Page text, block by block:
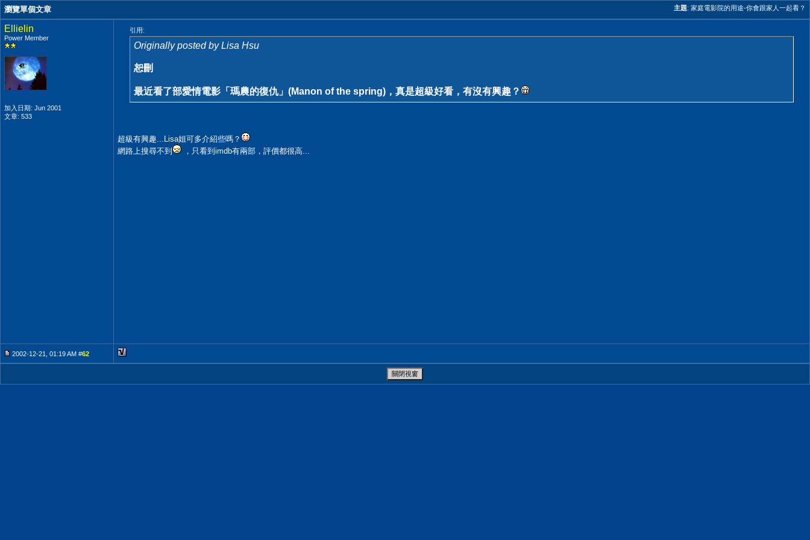
主題: 家庭電影院的用途-你會跟家人一起看？
瀏覽單個文章
Ellielin
Power Member
加入日期: Jun 2001
文章: 533
引用:
Originally posted by Lisa Hsu
恕刪
最近看了部愛情電影「瑪農的復仇」(Manon of the spring)，真是超級好看，有沒有興趣？
超級有興趣...Lisa姐可多介紹些嗎？
網路上搜尋不到
，只看到imdb有兩部，評價都很高...
2002-12-21, 01:19 AM #62